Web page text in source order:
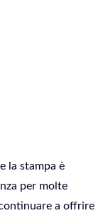
la stampa è
per molte
a offrire